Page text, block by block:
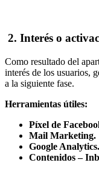
2. Interés o
Como resultado del
interés de los usuarios,
a la siguiente fase.
Herramientas útiles:
Píxel de
Mail Marketing.
Google Analytics.
Contenidos –